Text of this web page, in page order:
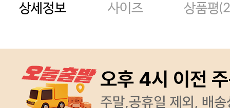
상세정보 사이즈 상품평(2